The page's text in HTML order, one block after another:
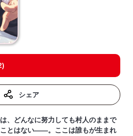
シェア
、どんなに努力しても村人のままで
とはない――。ここは誰もが生まれ